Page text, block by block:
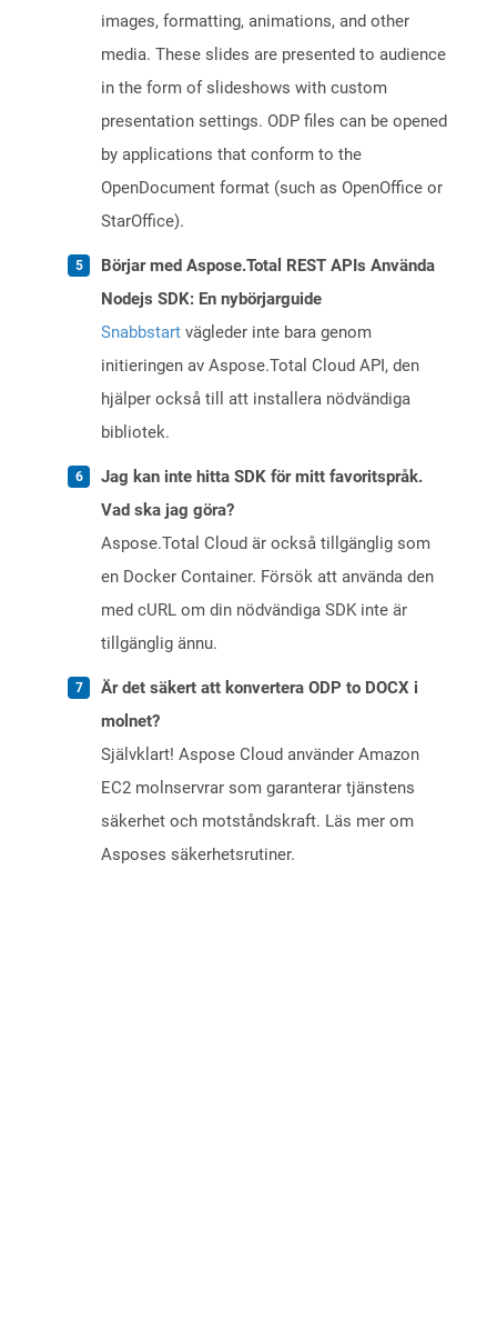
images, formatting, animations, and other
media. These slides are presented to audience
in the form of slideshows with custom
presentation settings. ODP files can be opened
by applications that conform to the
OpenDocument format (such as OpenOffice or
StarOffice).
Börjar med Aspose.Total REST APIs Använda
Nodejs SDK: En nybörjarguide
Snabbstart vägleder inte bara genom
initieringen av Aspose.Total Cloud API, den
hjälper också till att installera nödvändiga
bibliotek.
Jag kan inte hitta SDK för mitt favoritspråk.
Vad ska jag göra?
Aspose.Total Cloud är också tillgänglig som
en Docker Container. Försök att använda den
med cURL om din nödvändiga SDK inte är
tillgänglig ännu.
Är det säkert att konvertera ODP to DOCX i
molnet?
Självklart! Aspose Cloud använder Amazon
EC2 molnservrar som garanterar tjänstens
säkerhet och motståndskraft. Läs mer om
Asposes säkerhetsrutiner.